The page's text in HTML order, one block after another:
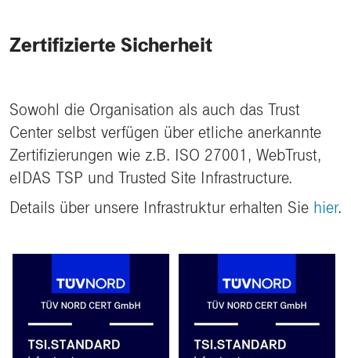
Zertifizierte Sicherheit
Sowohl die Organisation als auch das Trust
Center selbst verfügen über etliche anerkannte
Zertifizierungen wie z.B. ISO 27001, WebTrust,
eIDAS TSP und Trusted Site Infrastructure.
Details über unsere Infrastruktur erhalten Sie hier.